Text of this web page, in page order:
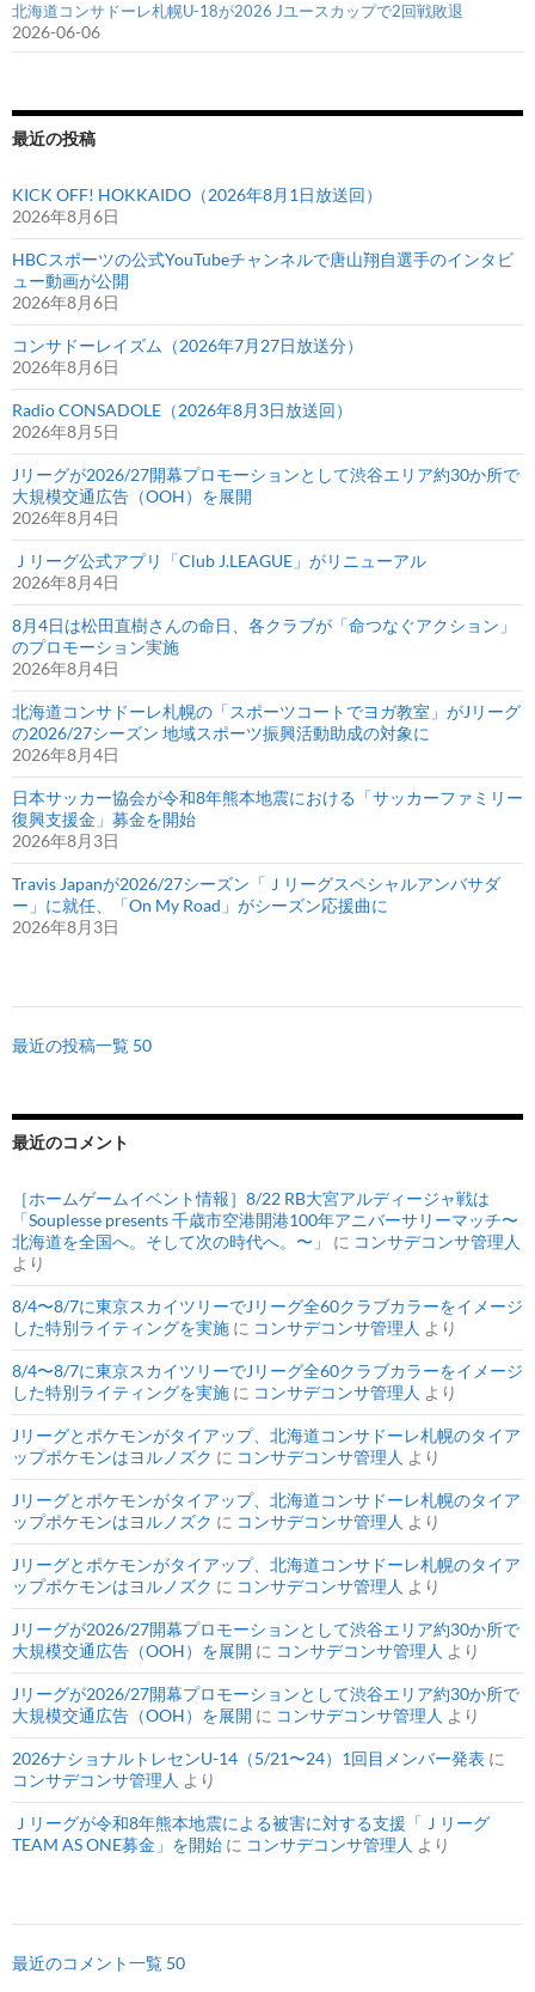
北海道コンサドーレ札幌U-18が2026 Jユースカップで2回戦敗退
2026-06-06
最近の投稿
KICK OFF! HOKKAIDO（2026年8月1日放送回）
2026年8月6日
HBCスポーツの公式YouTubeチャンネルで唐山翔自選手のインタビ
ュー動画が公開
2026年8月6日
コンサドーレイズム（2026年7月27日放送分）
2026年8月6日
Radio CONSADOLE（2026年8月3日放送回）
2026年8月5日
Jリーグが2026/27開幕プロモーションとして渋谷エリア約30か所で
大規模交通広告（OOH）を展開
2026年8月4日
Ｊリーグ公式アプリ「Club J.LEAGUE」がリニューアル
2026年8月4日
8月4日は松田直樹さんの命日、各クラブが「命つなぐアクション」
のプロモーション実施
2026年8月4日
北海道コンサドーレ札幌の「スポーツコートでヨガ教室」がJリーグ
の2026/27シーズン 地域スポーツ振興活動助成の対象に
2026年8月4日
日本サッカー協会が令和8年熊本地震における「サッカーファミリー
復興支援金」募金を開始
2026年8月3日
Travis Japanが2026/27シーズン「Ｊリーグスペシャルアンバサダ
ー」に就任、「On My Road」がシーズン応援曲に
2026年8月3日
最近の投稿一覧 50
最近のコメント
［ホームゲームイベント情報］8/22 RB大宮アルディージャ戦は
「Souplesse presents 千歳市空港開港100年アニバーサリーマッチ〜
北海道を全国へ。そして次の時代へ。〜」
に コンサデコンサ管理人
より
8/4〜8/7に東京スカイツリーでJリーグ全60クラブカラーをイメージ
した特別ライティングを実施 に コンサデコンサ管理人 より
8/4〜8/7に東京スカイツリーでJリーグ全60クラブカラーをイメージ
した特別ライティングを実施 に コンサデコンサ管理人 より
Jリーグとポケモンがタイアップ、北海道コンサドーレ札幌のタイア
ップポケモンはヨルノズク に コンサデコンサ管理人 より
Jリーグとポケモンがタイアップ、北海道コンサドーレ札幌のタイア
ップポケモンはヨルノズク に コンサデコンサ管理人 より
Jリーグとポケモンがタイアップ、北海道コンサドーレ札幌のタイア
ップポケモンはヨルノズク に コンサデコンサ管理人 より
Jリーグが2026/27開幕プロモーションとして渋谷エリア約30か所で
大規模交通広告（OOH）を展開 に コンサデコンサ管理人 より
Jリーグが2026/27開幕プロモーションとして渋谷エリア約30か所で
大規模交通広告（OOH）を展開 に コンサデコンサ管理人 より
2026ナショナルトレセンU-14（5/21〜24）1回目メンバー発表 に
コンサデコンサ管理人 より
Ｊリーグが令和8年熊本地震による被害に対する支援「Ｊリーグ
TEAM AS ONE募金」を開始 に コンサデコンサ管理人 より
最近のコメント一覧 50